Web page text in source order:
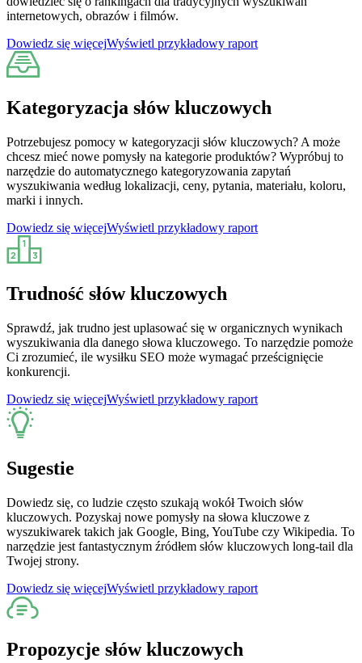
internetowych, obrazów i filmów.
Dowiedz się więcejWyświetl przykładowy raport
Kategoryzacja słów kluczowych
Potrzebujesz pomocy w kategoryzacji słów kluczowych? A może
chcesz mieć nowe pomysły na kategorie produktów? Wypróbuj to
narzędzie do automatycznego kategoryzowania zapytań
wyszukiwania według lokalizacji, ceny, pytania, materiału, koloru,
marki i innych.
Dowiedz się więcejWyświetl przykładowy raport
Trudność słów kluczowych
Sprawdź, jak trudno jest uplasować się w organicznych wynikach
wyszukiwania dla danego słowa kluczowego. To narzędzie pomoże
Ci zrozumieć, ile wysiłku SEO może wymagać prześcignięcie
konkurencji.
Dowiedz się więcejWyświetl przykładowy raport
Sugestie
Dowiedz się, co ludzie często szukają wokół Twoich słów
kluczowych. Pozyskaj nowe pomysły na słowa kluczowe z
wyszukiwarek takich jak Google, Bing, YouTube czy Wikipedia. To
narzędzie jest fantastycznym źródłem słów kluczowych long-tail dla
Twojej strony.
Dowiedz się więcejWyświetl przykładowy raport
Propozycje słów kluczowych